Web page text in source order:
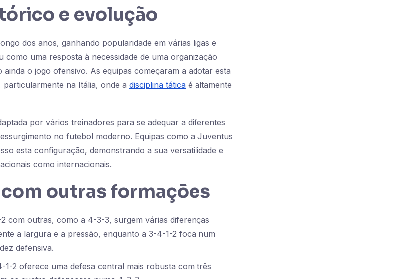
e evolução
dos anos, ganhando popularidade em várias ligas e
como uma resposta à necessidade de uma organização
ainda o jogo ofensivo. As equipas começaram a adotar esta
na Itália, onde a disciplina tática é altamente
por vários treinadores para se adequar a diferentes
no futebol moderno. Equipas como a Juventus
esta configuração, demonstrando a sua versatilidade e
como internacionais.
outras formações
com outras, como a 4-3-3, surgem várias diferenças
a largura e a pressão, enquanto a 3-4-1-2 foca num
defensiva.
1-2 oferece uma defesa central mais robusta com três